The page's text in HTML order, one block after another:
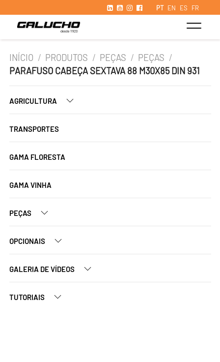
PT EN ES FR
INÍCIO / PRODUTOS / PEÇAS / PEÇAS /
PARAFUSO CABEÇA SEXTAVA 88 M30X85 DIN 931
AGRICULTURA
TRANSPORTES
GAMA FLORESTA
GAMA VINHA
PEÇAS
OPCIONAIS
GALERIA DE VÍDEOS
TUTORIAIS